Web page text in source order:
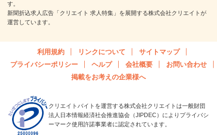
す。
新聞折込求人広告「クリエイト 求人特集」を展開する株式会社クリエイトが
運営しています。
利用規約 リンクについて
サイトマップ
プライバシーポリシー
ヘルプ 会社概要
お問い合わせ
掲載をお考えの企業様へ
クリエイトバイトを運営する株式会社クリエイトは一般財団
法人日本情報経済社会推進協会（JIPDEC）によりプライバシ
ーマーク使用許諾事業者に認定されています。